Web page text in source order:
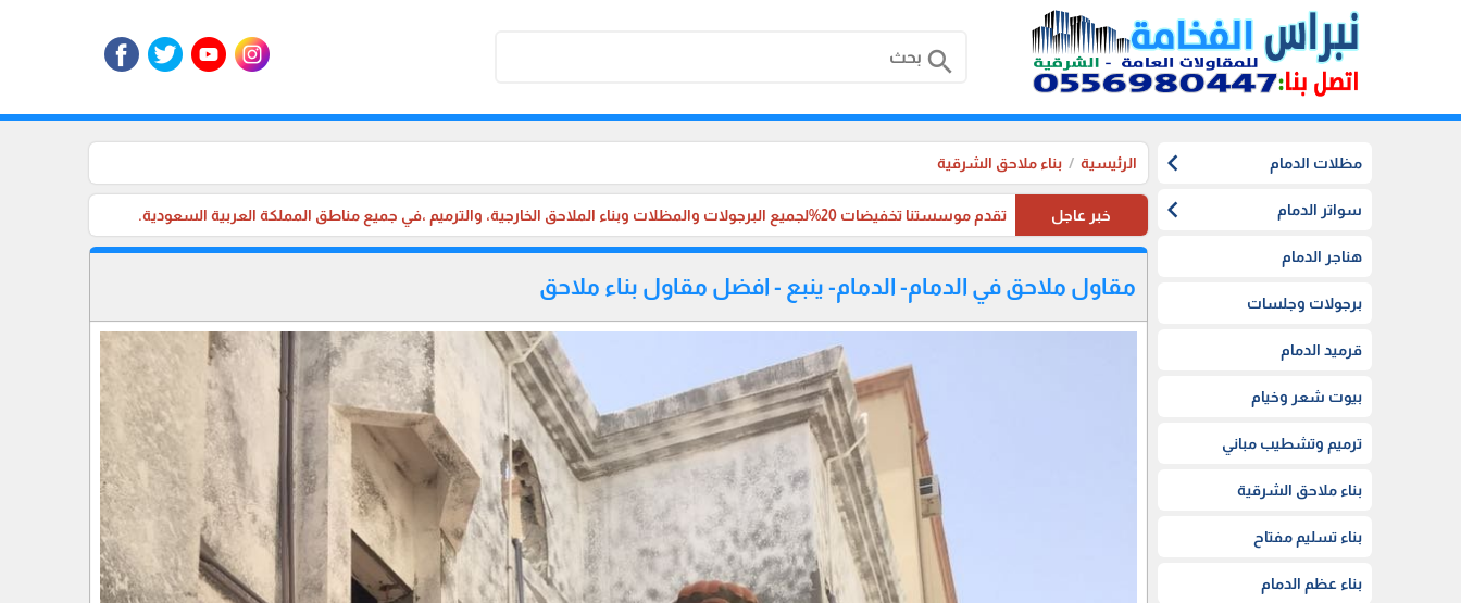
search
مظلات الدمام chevron_left
سواتر الدمام chevron_left
هناجر الدمام
برجولات وجلسات
قرميد الدمام
بيوت شعر وخيام
ترميم وتشطيب مباني
بناء ملاحق الشرقية
بناء تسليم مفتاح
بناء عظم الدمام
الرئيسية بناء ملاحق الشرقية
خبر عاجل تقدم موسستنا تخفيضات 20%لجميع البرجولات والمظلات وبناء الملاحق الخارجية، والترميم ،في جميع مناطق المملكة العربية السعودية.
مقاول ملاحق في الدمام- الدمام- ينبع - افضل مقاول بناء ملاحق